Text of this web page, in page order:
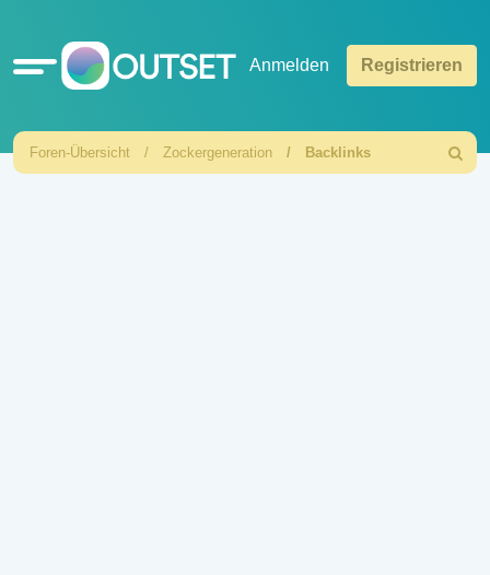
Schnellzugriff Anmelden Registrieren
Foren-Übersicht Zockergeneration Backlinks
Suche